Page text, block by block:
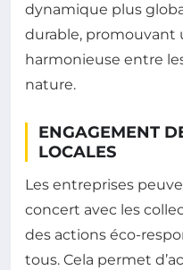
dynamique plus
durable, promouvant
harmonieuse entre
nature.
ENGAGEMENT
LOCALES
Les entreprises
concert avec les
des actions éco-
tous. Cela permet